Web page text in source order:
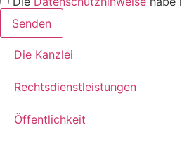
Senden
Die Kanzlei
Rechtsdienstleistungen
Öffentlichkeit